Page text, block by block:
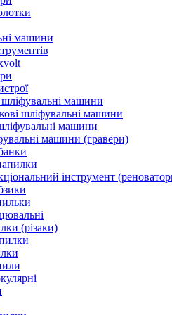
машини
шліфувальні машини
шліфувальні машини
машини
машини (гравери)
інструмент
(різаки)